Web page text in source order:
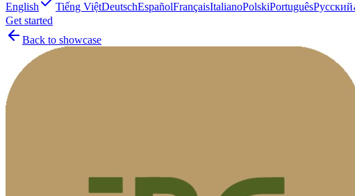
English
Tiếng ViệtDeutschEspañolFrançaisItalianoPolskiPortuguêsРусский
Get started
Back to showcase